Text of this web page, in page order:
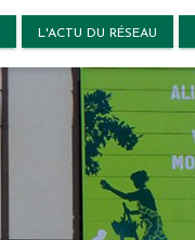
L'ACTU DU RÉSEAU